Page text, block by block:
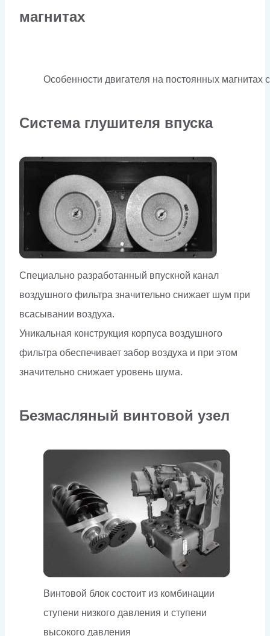
магнитах
Особенности двигателя на постоянных магнитах
Система глушителя впуска
Специально разработанный впускной канал
воздушного фильтра значительно снижает шум при
всасывании воздуха.
Уникальная конструкция корпуса воздушного
фильтра обеспечивает забор воздуха и при этом
значительно снижает уровень шума.
Безмасляный винтовой узел
Винтовой блок состоит из комбинации
ступени низкого давления и ступени
высокого давления